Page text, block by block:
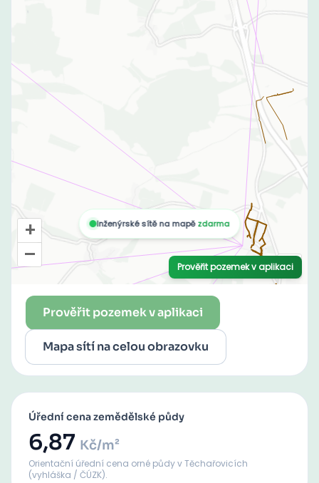
Prověřit pozemek v aplikaci
Mapa sítí na celou obrazovku
Úřední cena zemědělské půdy
6,87 Kč/m²
Orientační úřední cena orné půdyv Těchařovicích
(vyhláška / ČÚZK).